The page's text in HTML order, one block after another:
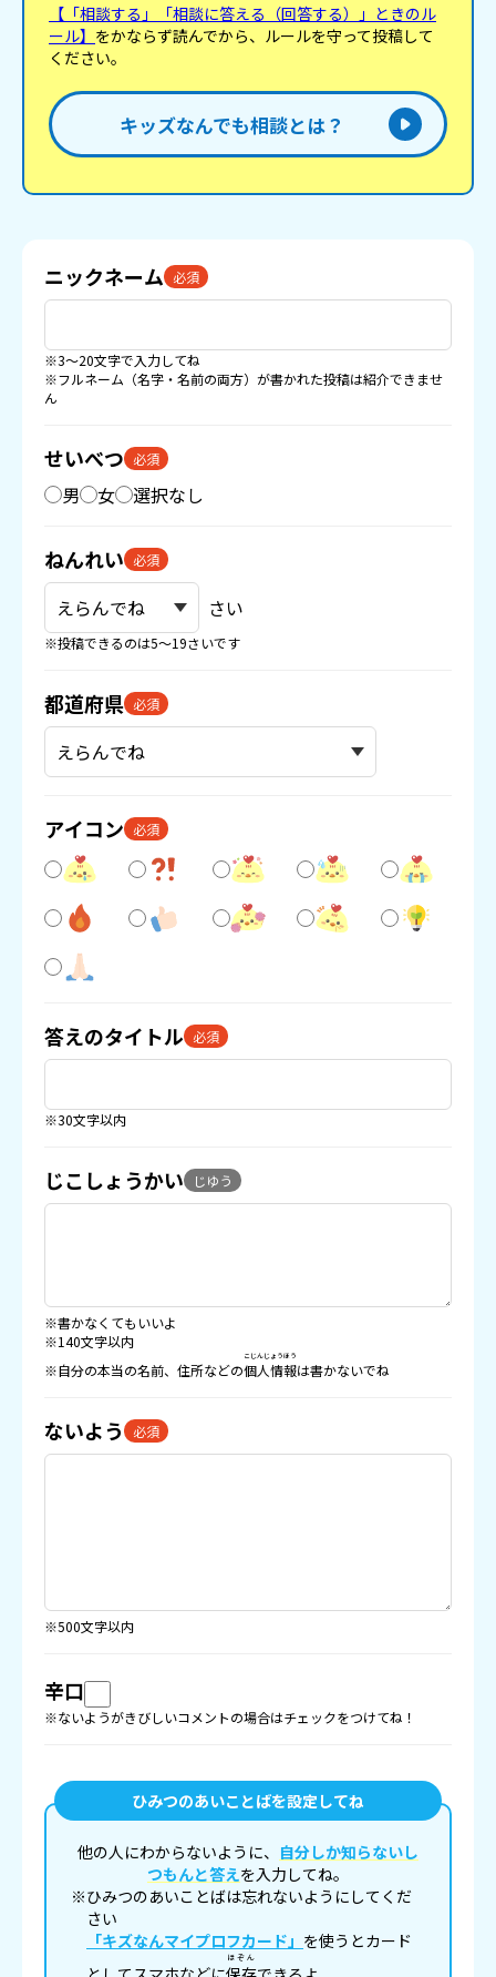
【「相談する」「相談に答える（回答する）」ときのル
ール】 をかならず読んでから、ルールを守って投稿して
ください。
キッズなんでも相談とは？
ニックネーム 必須
※3〜20文字で入力してね
※フルネーム（名字・名前の両方）が書かれた投稿は紹介できませ
ん
せいべつ 必須
男 女 選択なし
ねんれい 必須
さい
※投稿できるのは5〜19さいです
都道府県 必須
アイコン 必須
答えのタイトル 必須
※30文字以内
じこしょうかい じゆう
※書かなくてもいいよ
※140文字以内
※自分の本当の名前、住所などの個人情報
こじんじょうほう
は書かないでね
ないよう 必須
※500文字以内
辛口
※ないようがきびしいコメントの場合はチェックをつけてね！
ひみつのあいことばを設定してね
他の人にわからないように、 自分しか知らないし
つもんと答えを入力してね。
※ひみつのあいことばは忘れないようにしてくだ
さい
「キズなんマイプロフカード」 を使うとカード
ほぞん